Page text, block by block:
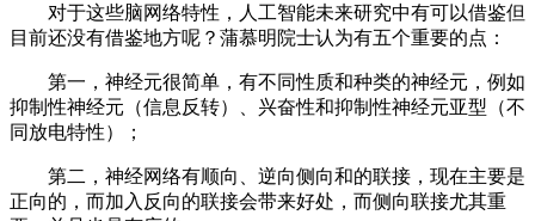
对于这些脑网络特性，人工智能未来研究中有可以借鉴但
目前还没有借鉴地方呢？蒲慕明院士认为有五个重要的点：
第一，神经元很简单，有不同性质和种类的神经元，例如
抑制性神经元（信息反转）、兴奋性和抑制性神经元亚型（不
同放电特性）；
第二，神经网络有顺向、逆向侧向和的联接，现在主要是
正向的，而加入反向的联接会带来好处，而侧向联接尤其重